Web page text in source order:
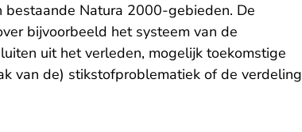
Natura 2000-gebieden. De
bijvoorbeeld het systeem van de
uit het verleden, mogelijk toekomstige
van de) stikstofproblematiek of de verdeling